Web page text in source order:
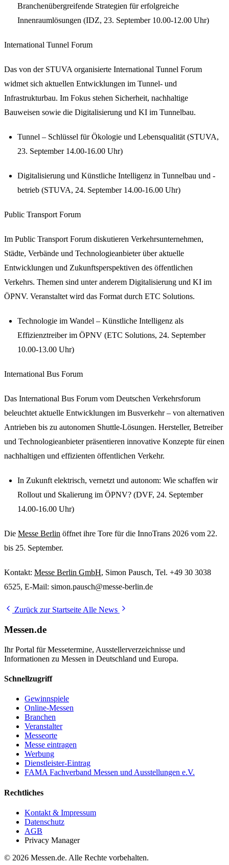
Branchenübergreifende Strategien für erfolgreiche
Innenraumlösungen (IDZ, 23. September 10.00-12.00 Uhr)
International Tunnel Forum
Das von der STUVA organisierte International Tunnel Forum
widmet sich aktuellen Entwicklungen im Tunnel- und
Infrastrukturbau. Im Fokus stehen Sicherheit, nachhaltige
Bauweisen sowie die Digitalisierung und KI im Tunnelbau.
Tunnel – Schlüssel für Ökologie und Lebensqualität (STUVA,
23. September 14.00-16.00 Uhr)
Digitalisierung und Künstliche Intelligenz in Tunnelbau und -
betrieb (STUVA, 24. September 14.00-16.00 Uhr)
Public Transport Forum
Im Public Transport Forum diskutieren Verkehrsunternehmen,
Städte, Verbände und Technologieanbieter über aktuelle
Entwicklungen und Zukunftsperspektiven des öffentlichen
Verkehrs. Themen sind unter anderem Digitalisierung und KI im
ÖPNV. Veranstaltet wird das Format durch ETC Solutions.
Technologie im Wandel – Künstliche Intelligenz als
Effizienztreiber im ÖPNV (ETC Solutions, 24. September
10.00-13.00 Uhr)
International Bus Forum
Das International Bus Forum vom Deutschen Verkehrsforum
beleuchtet aktuelle Entwicklungen im Busverkehr – von alternativen
Antrieben bis zu autonomen Shuttle-Lösungen. Hersteller, Betreiber
und Technologieanbieter präsentieren innovative Konzepte für einen
nachhaltigen und effizienten öffentlichen Verkehr.
In Zukunft elektrisch, vernetzt und autonom: Wie schaffen wir
Rollout und Skalierung im ÖPNV? (DVF, 24. September
14.00-16.00 Uhr)
Die Messe Berlin öffnet ihre Tore für die InnoTrans 2026 vom 22.
bis 25. September.
Kontakt: Messe Berlin GmbH, Simon Pausch, Tel. +49 30 3038
6525, E-Mail: simon.pausch@messe-berlin.de
Zurück zur Startseite Alle News
Messen.de
Ihr Portal für Messetermine, Ausstellerverzeichnisse und
Informationen zu Messen in Deutschland und Europa.
Schnellzugriff
Gewinnspiele
Online-Messen
Branchen
Veranstalter
Messeorte
Messe eintragen
Werbung
Dienstleister-Eintrag
FAMA Fachverband Messen und Ausstellungen e.V.
Rechtliches
Kontakt & Impressum
Datenschutz
AGB
Privacy Manager
© 2026 Messen.de. Alle Rechte vorbehalten.